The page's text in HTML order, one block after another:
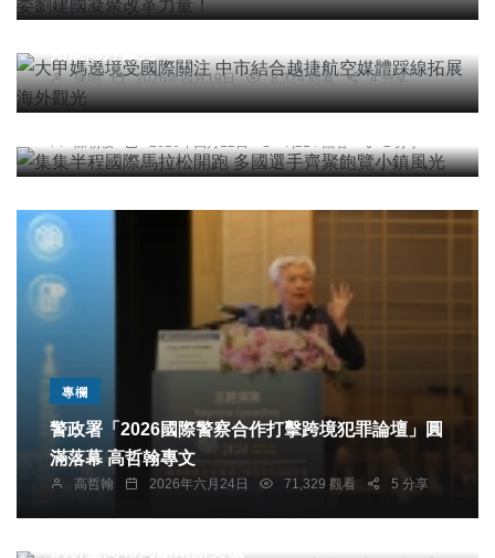
大甲媽遶境受國際關注 中市結合越捷航空媒體踩線
陳明 2026年四月19日 8,324 觀看 4 分享
集集半程國際馬拉松開跑 多國選手齊聚飽覽小鎮風
光
陳朝枝 2026年四月12日 7,214 觀看 2 分享
專欄
警政署「2026國際警察合作打擊跨境犯罪論壇」圓
滿落幕 高哲翰專文
高哲翰 2026年六月24日 71,329 觀看 5 分享
社會 綜合新聞 旅遊 文教
中市工策會「與大使有約」登場 前駐越代表石瑞琦